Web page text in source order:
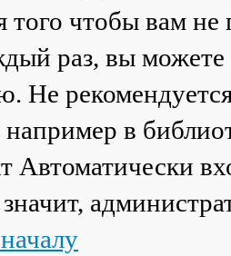
чтобы вам не
раз, вы
Не
в
Автоматически
значит,